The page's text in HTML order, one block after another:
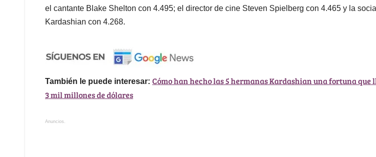
el cantante Blake Shelton con 4.495; el director de cine Steven Spielberg con 4.465 y la
Kardashian con 4.268.
También le puede interesar: Cómo han hecho las 5 hermanas Kardashian una fortuna que
3 mil millones de dólares
Anuncios.